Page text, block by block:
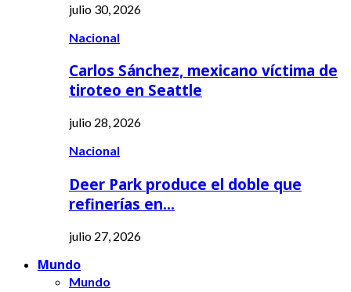
julio 30, 2026
Nacional
Carlos Sánchez, mexicano víctima de
tiroteo en Seattle
julio 28, 2026
Nacional
Deer Park produce el doble que
refinerías en…
julio 27, 2026
Mundo
Mundo